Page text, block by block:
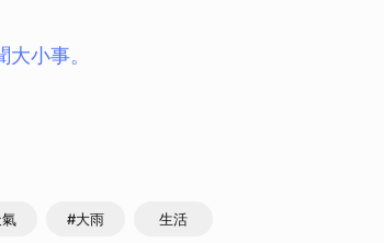
小事。
#大雨 生活